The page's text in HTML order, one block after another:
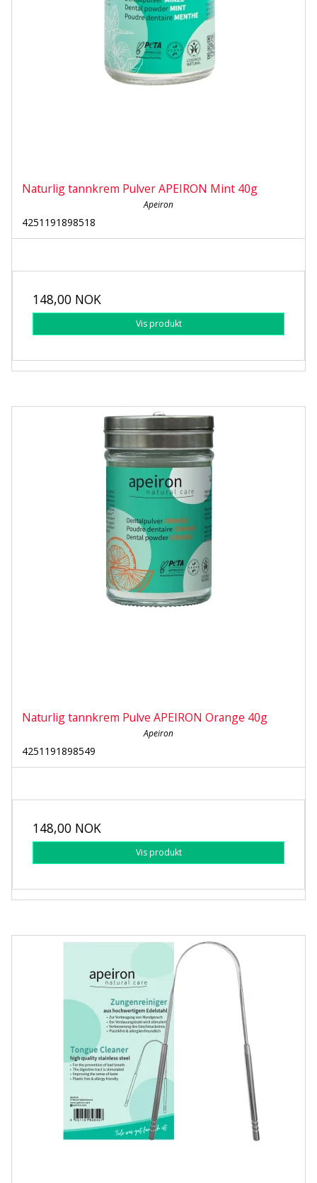
Naturlig tannkrem Pulver APEIRON Mint 40g
Apeiron
4251191898518
148,00 NOK
Vis produkt
Naturlig tannkrem Pulve APEIRON Orange 40g
Apeiron
4251191898549
148,00 NOK
Vis produkt